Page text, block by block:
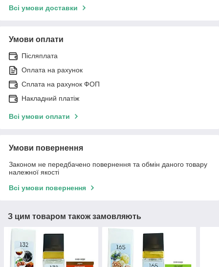
Всі умови доставки
Умови оплати
Післяплата
Оплата на рахунок
Сплата на рахунок ФОП
Накладний платіж
Всі умови оплати
Умови повернення
Законом не передбачено повернення та обмін даного товару
належної якості
Всі умови повернення
З цим товаром також замовляють